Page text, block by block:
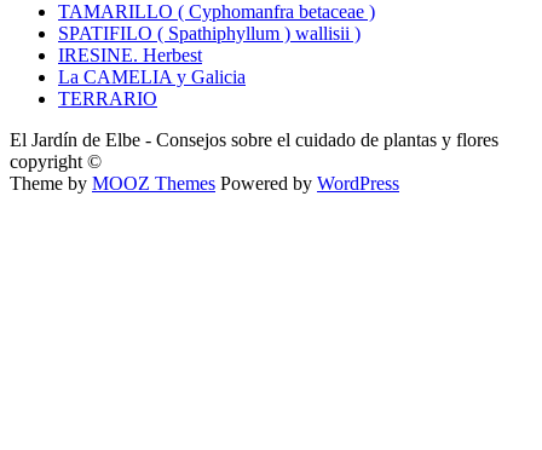
TAMARILLO ( Cyphomanfra betaceae )
SPATIFILO ( Spathiphyllum ) wallisii )
IRESINE. Herbest
La CAMELIA y Galicia
TERRARIO
El Jardín de Elbe - Consejos sobre el cuidado de plantas y flores
copyright ©
Theme by MOOZ Themes Powered by WordPress